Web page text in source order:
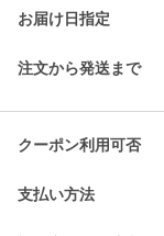
お届け日指定
注文から発送まで
クーポン利用可否
支払い方法